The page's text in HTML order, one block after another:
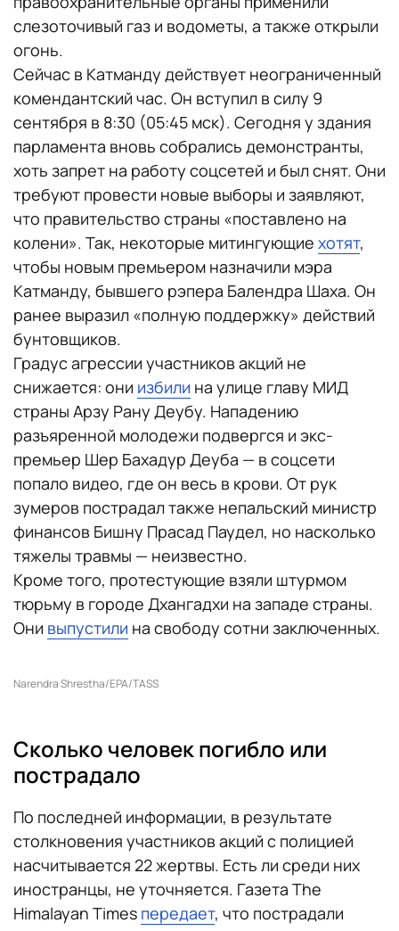
слезоточивый газ и водометы, а также открыли
огонь.
Сейчас в Катманду действует неограниченный
комендантский час. Он вступил в силу 9
сентября в 8:30 (05:45 мск). Сегодня у здания
парламента вновь собрались демонстранты,
хоть запрет на работу соцсетей и был снят. Они
требуют провести новые выборы и заявляют,
что правительство страны «поставлено на
колени». Так, некоторые митингующие хотят,
чтобы новым премьером назначили мэра
Катманду, бывшего рэпера Балендра Шаха. Он
ранее выразил «полную поддержку» действий
бунтовщиков.
Градус агрессии участников акций не
снижается: они избили на улице главу МИД
страны Арзу Рану Деубу. Нападению
разъяренной молодежи подвергся и экс-
премьер Шер Бахадур Деуба — в соцсети
попало видео, где он весь в крови. От рук
зумеров пострадал также непальский министр
финансов Бишну Прасад Паудел, но насколько
тяжелы травмы — неизвестно.
Кроме того, протестующие взяли штурмом
тюрьму в городе Дхангадхи на западе страны.
Они выпустили на свободу сотни заключенных.
Narendra Shrestha/EPA/TASS
Сколько человек погибло или
пострадало
По последней информации, в результате
столкновения участников акций с полицией
насчитывается 22 жертвы. Есть ли среди них
иностранцы, не уточняется. Газета The
Himalayan Times передает, что пострадали